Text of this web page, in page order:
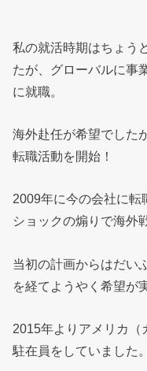
私の就活時期はちょう
たが、グローバルに事
に就職。
海外赴任が希望でした
転職活動を開始！
2009年に今の会社に転
ショックの煽りで海外
当初の計画からはだい
を経てようやく希望が
2015年よりアメリカ（
駐在員をしていました。